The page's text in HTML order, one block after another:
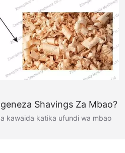
Shavings Za Mbao?
kawaida katika ufundi wa mbao